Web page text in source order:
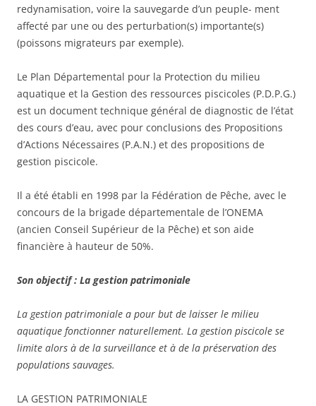
redynamisation, voire la sauvegarde d’un peuple- ment
affecté par une ou des perturbation(s) importante(s)
(poissons migrateurs par exemple).
Le Plan Départemental pour la Protection du milieu
aquatique et la Gestion des ressources piscicoles (P.D.P.G.)
est un document technique général de diagnostic de l’état
des cours d’eau, avec pour conclusions des Propositions
d’Actions Nécessaires (P.A.N.) et des propositions de
gestion piscicole.
Il a été établi en 1998 par la Fédération de Pêche, avec le
concours de la brigade départementale de l’ONEMA
(ancien Conseil Supérieur de la Pêche) et son aide
financière à hauteur de 50%.
Son objectif : La gestion patrimoniale
La gestion patrimoniale a pour but de laisser le milieu
aquatique fonctionner naturellement. La gestion piscicole se
limite alors à de la surveillance et à de la préservation des
populations sauvages.
LA GESTION PATRIMONIALE